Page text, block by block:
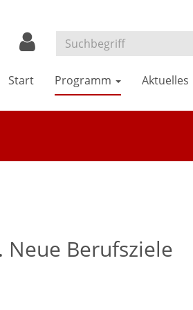
Start Programm Aktuelles
Berufsziele